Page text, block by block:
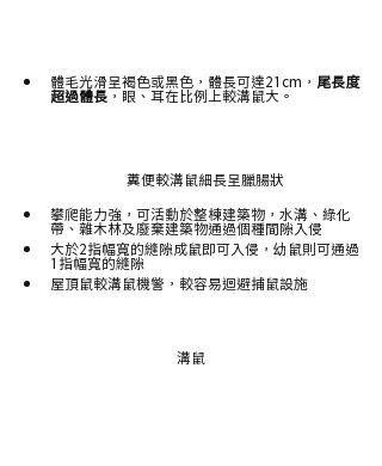
體毛光滑呈褐色或黑色，體長可達21cm， 尾長度
超過體長，眼、耳在比例上較溝鼠大。
糞便較溝鼠細長呈臘腸狀
攀爬能力強，可活動於整棟建築物，水溝、綠化
帶、雜木林及廢棄建築物通過個種間隙入侵
大於2指幅寬的縫隙成鼠即可入侵，幼鼠則可通過
1指幅寬的縫隙
屋頂鼠較溝鼠機警，較容易迴避捕鼠設施
溝鼠